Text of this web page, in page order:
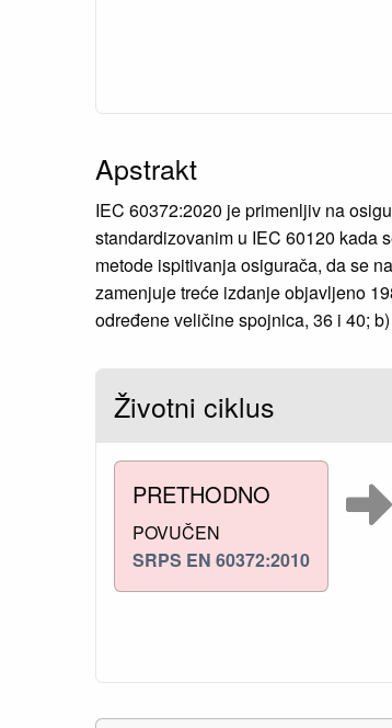
Apstrakt
IEC 60372:2020 je primenljiv na
standardizovanim u IEC 60120 kada
metode ispitivanja osigurača, da se
zamenjuje treće izdanje objavljeno
određene veličine spojnica, 36 i 40;
Životni ciklus
PRETHODNO
POVUČEN
SRPS EN 60372:2010